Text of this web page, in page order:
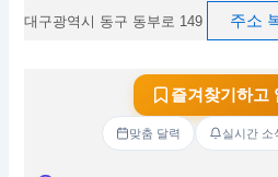
대구광역시 동구 동부로 149 주소
즐겨찾기하고
맞춤 달력 실시간 소